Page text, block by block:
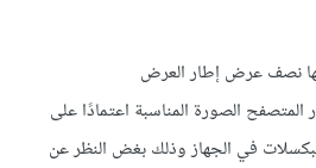
نصف عرض إطار العرض
المتصفح الصورة المناسبة اعتمادًا على
في الجهاز وذلك بغض النظر عن